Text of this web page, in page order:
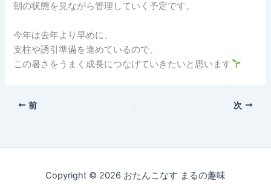
朝の状態を見ながら管理していく予定です。
今年は去年より早めに、
支柱や誘引準備を進めているので、
この暑さをうまく成長につなげていきたいと思います
前 次
Copyright © 2026 おたんこなす まるの趣味